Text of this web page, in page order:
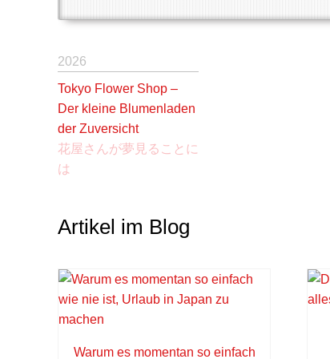
2026
Tokyo Flower Shop –
Der kleine Blumenladen
der Zuversicht
花屋さんが夢見ることに
は
Artikel im Blog
Warum es momentan so einfach